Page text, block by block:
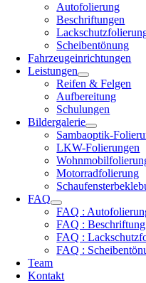
Autofolierung
Beschriftungen
Scheibentönung
Fahrzeugeinrichtungen
Leistungen
Reifen & Felgen
Aufbereitung
Schulungen
Bildergalerie
Sambaoptik-
LKW-Folierungen
Motorradfolierung
FAQ
FAQ :
FAQ :
FAQ :
FAQ :
Team
Kontakt